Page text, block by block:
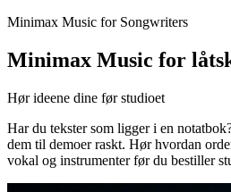
Minimax Music for Songwriters
Minimax Music for
Hør ideene dine før studioet
Har du tekster som ligger i en
dem til demoer raskt. Hør hvordan
vokal og instrumenter før du bestiller